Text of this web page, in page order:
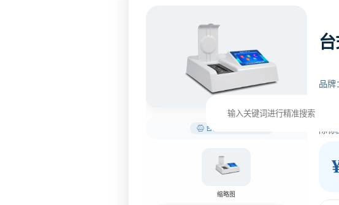
台式土壤养分检测仪
缩略图
品牌
实
料
除标